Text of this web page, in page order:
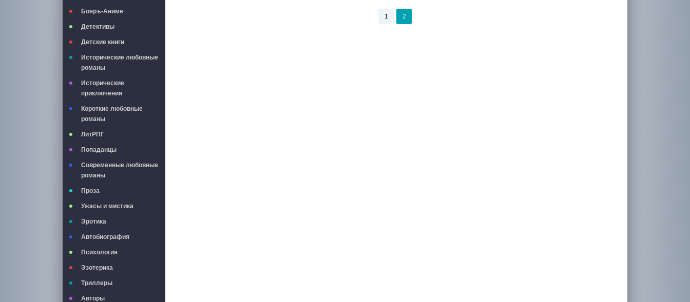
Бояръ-Аниме
Детективы
Детские книги
Исторические любовные
романы
Исторические
приключения
Короткие любовные
романы
ЛитРПГ
Попаданцы
Современные любовные
романы
Проза
Ужасы и мистика
Эротика
Автобиография
Психология
Эзотерика
Триллеры
Авторы
1 2